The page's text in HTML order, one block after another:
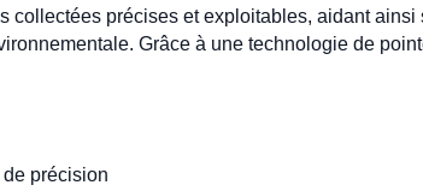
précises et exploitables, aidant
Grâce à une technologie de
précision